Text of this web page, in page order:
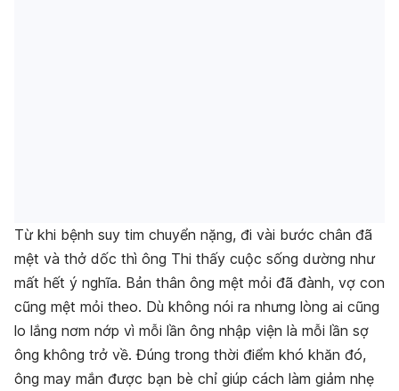
Từ khi bệnh suy tim chuyển nặng, đi vài bước chân đã
mệt và thở dốc thì ông Thi thấy cuộc sống dường như
mất hết ý nghĩa. Bản thân ông mệt mỏi đã đành, vợ con
cũng mệt mỏi theo. Dù không nói ra nhưng lòng ai cũng
lo lắng nơm nớp vì mỗi lần ông nhập viện là mỗi lần sợ
ông không trở về. Đúng trong thời điểm khó khăn đó,
ông may mắn được bạn bè chỉ giúp cách làm giảm nhẹ